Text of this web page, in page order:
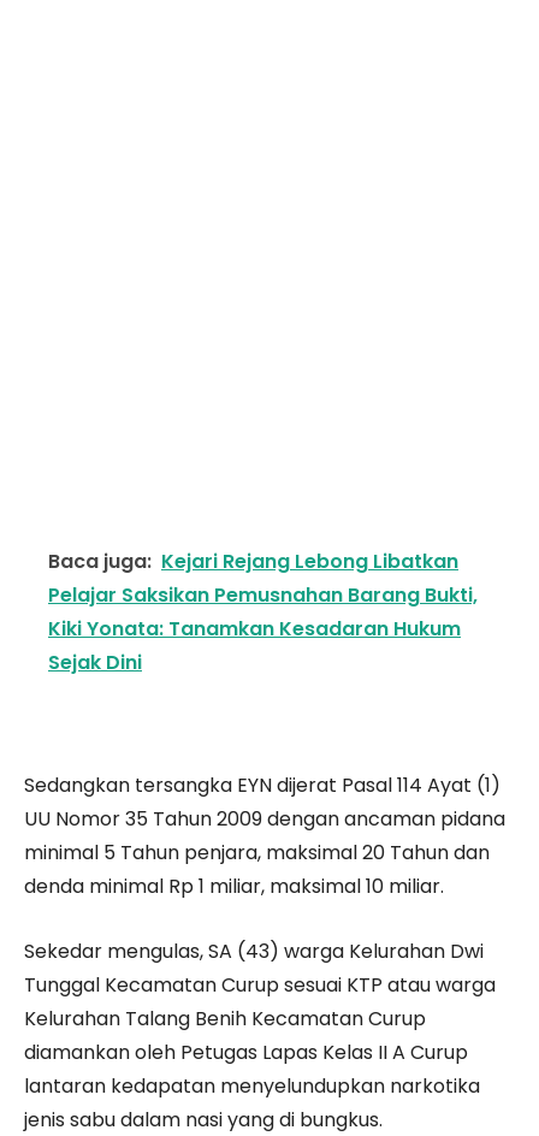
Baca juga: Kejari Rejang Lebong Libatkan
Pelajar Saksikan Pemusnahan Barang Bukti,
Kiki Yonata: Tanamkan Kesadaran Hukum
Sejak Dini
Sedangkan tersangka EYN dijerat Pasal 114 Ayat (1)
UU Nomor 35 Tahun 2009 dengan ancaman pidana
minimal 5 Tahun penjara, maksimal 20 Tahun dan
denda minimal Rp 1 miliar, maksimal 10 miliar.
Sekedar mengulas, SA (43) warga Kelurahan Dwi
Tunggal Kecamatan Curup sesuai KTP atau warga
Kelurahan Talang Benih Kecamatan Curup
diamankan oleh Petugas Lapas Kelas II A Curup
lantaran kedapatan menyelundupkan narkotika
jenis sabu dalam nasi yang di bungkus.